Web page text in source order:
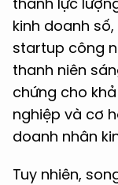
kinh doanh
startup công
thanh niên
chứng cho
nghiệp và cơ
doanh nhân
Tuy nhiên,